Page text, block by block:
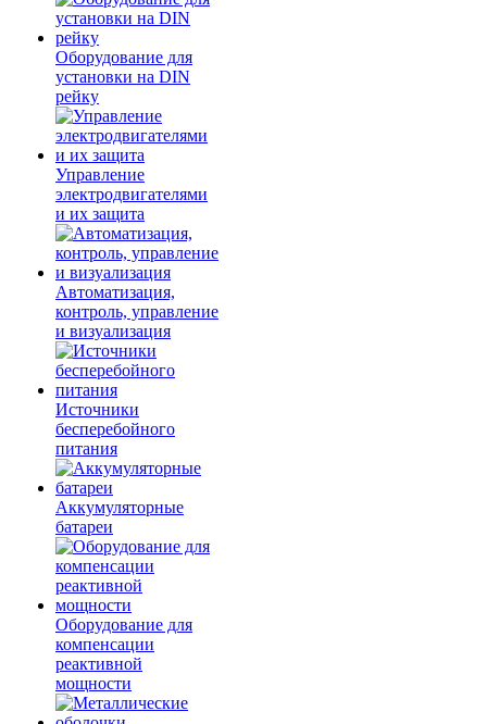
Оборудование для
установки на DIN
рейку
Управление
электродвигателями
и их защита
Автоматизация,
контроль, управление
и визуализация
Источники
бесперебойного
питания
Аккумуляторные
батареи
Оборудование для
компенсации
реактивной
мощности